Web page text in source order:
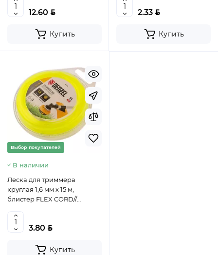
12.60 BYN
Купить
2.33 BYN
Купить
Выбор покупателей
В наличии
Леска для триммера
круглая 1,6 мм х 15 м,
блистер FLEX CORD//
3.80 BYN
Купить